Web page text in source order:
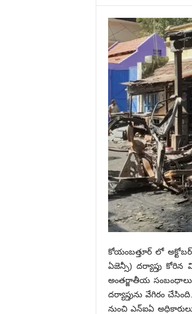
కోయంబత్తూర్ లో
ఏజెన్సీ) దర్యాప్తు కోరిన
అంతర్జాతీయ
దర్యాప్తును వేగిరం
నుంచి ఎన్‌ఐఏ